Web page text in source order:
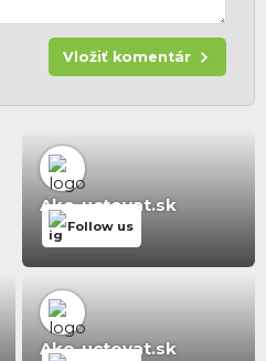
Vložiť komentár
Ako-uctovat.sk
Follow us
Ako-uctovat.sk